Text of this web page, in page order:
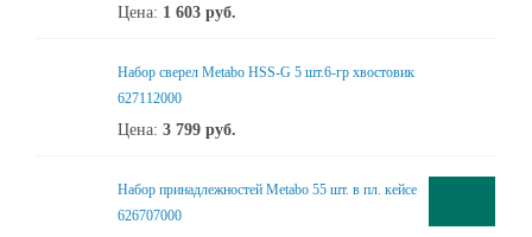
Цена: 1 603 руб.
Набор сверел Metabo HSS-G 5 шт.6-гр хвостовик
627112000
Цена: 3 799 руб.
Набор принадлежностей Metabo 55 шт. в пл. кейсе
626707000